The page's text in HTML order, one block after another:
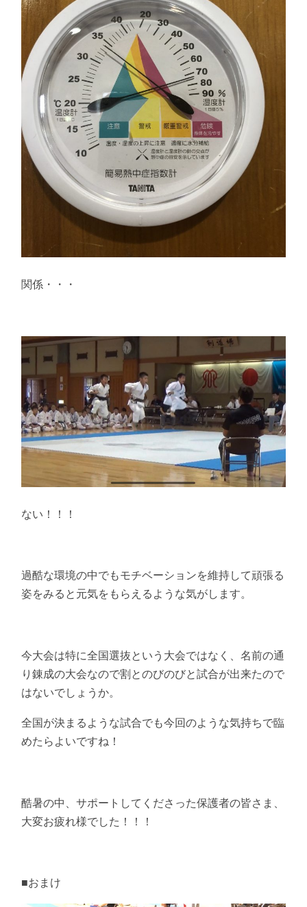
関係・・・
ない！！！
過酷な環境の中でもモチベーションを維持して頑張る
姿をみると元気をもらえるような気がします。
今大会は特に全国選抜という大会ではなく、名前の通
り錬成の大会なので割とのびのびと試合が出来たので
はないでしょうか。
全国が決まるような試合でも今回のような気持ちで臨
めたらよいですね！
酷暑の中、サポートしてくださった保護者の皆さま、
大変お疲れ様でした！！！
■おまけ